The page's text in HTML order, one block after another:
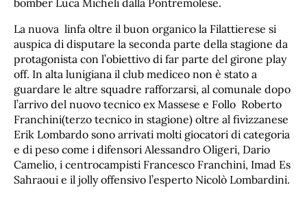
bomber Luca Micheli dalla Pontremolese.
La nuova linfa oltre il buon organico la Filattierese si
auspica di disputare la seconda parte della stagione da
protagonista con l’obiettivo di far parte del girone play
off. In alta lunigiana il club mediceo non è stato a
guardare le altre squadre rafforzarsi, al comunale dopo
l’arrivo del nuovo tecnico ex Massese e Follo Roberto
Franchini(terzo tecnico in stagione) oltre al fivizzanese
Erik Lombardo sono arrivati molti giocatori di categoria
e di peso come i difensori Alessandro Oligeri, Dario
Camelio, i centrocampisti Francesco Franchini, Imad Es
Sahraoui e il jolly offensivo l’esperto Nicolò Lombardini.